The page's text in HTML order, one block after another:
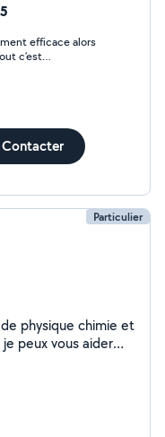
efficace alors
c’est
Contacter
Particulier
physique chimie et
peux vous aider